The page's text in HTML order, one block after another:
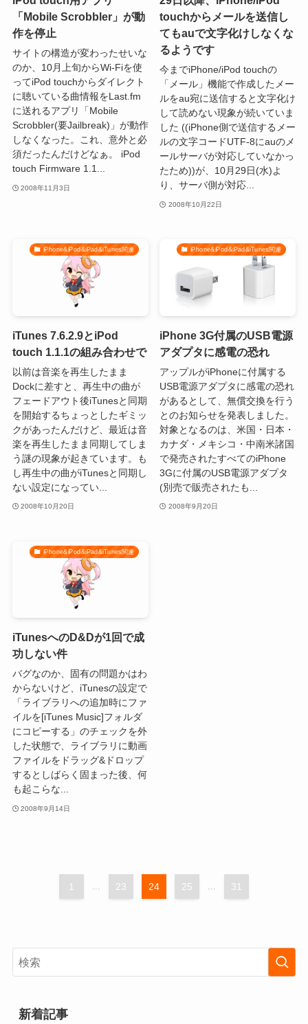
「Mobile Scrobbler」が動
作を停止
サイトの構造が変わったせいな
のか、10月上旬からWi-Fiを使
ってiPod touchからダイレクト
に聴いている曲情報をLast.fm
に送れるアプリ「Mobile
Scrobbler(要Jailbreak)」が動作
しなくなった。これ、意外と必
須だったんだけどなぁ。 iPod
touch Firmware 1.1...
2008年11月3日
touchからメールを送信し
てもauで文字化けしなくな
るようです
今までiPhone/iPod touchの
「メール」機能で作成したメー
ルをau宛に送信すると文字化け
して読めない現象が続いていま
した ((iPhone側で送信するメー
ルの文字コードUTF-8にauのメ
ールサーバが対応していなかっ
たため))が、10月29日(水)よ
り、サーバ側が対応...
2008年10月22日
iPhone&iPod&iPad&iTunes関連
iTunes 7.6.2.9とiPod
touch 1.1.1の組み合わせで
以前は音楽を再生したまま
Dockに差すと、再生中の曲が
フェードアウト後iTunesと同期
を開始するちょっとしたギミッ
クがあったんだけど、最近は音
楽を再生したまま同期してしま
う謎の現象が起きています。も
し再生中の曲がiTunesと同期し
ない設定になってい...
2008年10月20日
iPhone&iPod&iPad&iTunes関連
iPhone 3G付属のUSB電源
アダプタに感電の恐れ
アップルがiPhoneに付属する
USB電源アダプタに感電の恐れ
があるとして、無償交換を行う
とのお知らせを発表しました。
対象となるのは、米国・日本・
カナダ・メキシコ・中南米諸国
で発売されたすべてのiPhone
3Gに付属のUSB電源アダプタ
(別売で販売されたも...
2008年9月20日
iPhone&iPod&iPad&iTunes関連
iTunesへのD&Dが1回で成
功しない件
バグなのか、固有の問題かはわ
からないけど、iTunesの設定で
「ライブラリへの追加時にファ
イルを[iTunes Music]フォルダ
にコピーする」のチェックを外
した状態で、ライブラリに動画
ファイルをドラッグ&ドロップ
するとしばらく固まった後、何
も起こらな...
2008年9月14日
1 ... 23 24 25 ... 31
新着記事